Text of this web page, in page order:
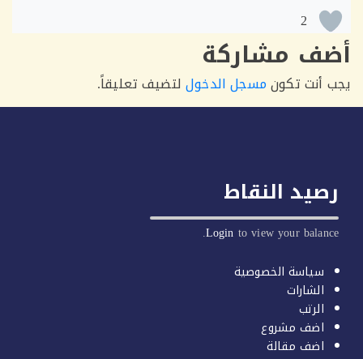
2
مشاركة
تكونمسجل الدخوللتضيف تعليقاً.
النقاط
Loginto view your
سياسة الخصوصية
الشارات
الرتب
اضف مشروع
اضف مقالة